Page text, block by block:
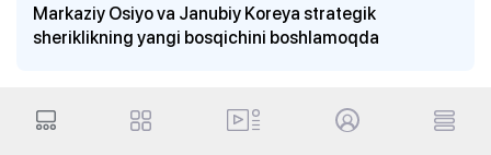
Markaziy Osiyo va Janubiy Koreya strategik
sheriklikning yangi bosqichini boshlamoqda